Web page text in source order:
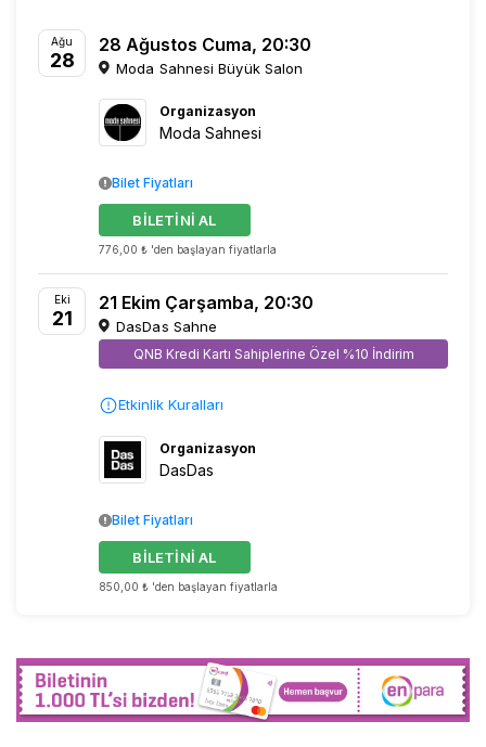
Ağu
28
28 Ağustos Cuma, 20:30
Moda Sahnesi Büyük Salon
Organizasyon
Moda Sahnesi
776,00 ₺ 'den başlayan fiyatlarla
BİLETİNİ AL
Bilet Fiyatları
Eki
21
21 Ekim Çarşamba, 20:30
DasDas Sahne
QNB Kredi Kartı Sahiplerine Özel %10 İndirim
Etkinlik Kuralları
Organizasyon
DasDas
850,00 ₺ 'den başlayan fiyatlarla
BİLETİNİ AL
Bilet Fiyatları